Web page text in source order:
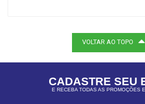
VOLTAR AO TOPO
CADASTRE SEU
E RECEBA TODAS AS PROMOÇÕES